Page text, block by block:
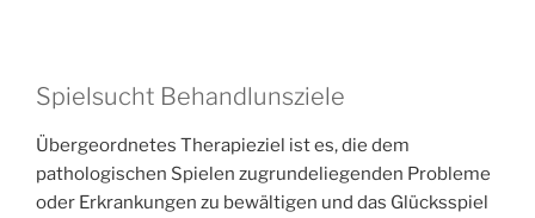
E
T
L
I
C
Spielsucht Behandlunsziele
Übergeordnetes Therapieziel ist es, die dem
pathologischen Spielen zugrundeliegenden Probleme
oder Erkrankungen zu bewältigen und das Glücksspiel